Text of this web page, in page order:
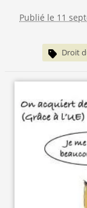
Publié le 11
Droit